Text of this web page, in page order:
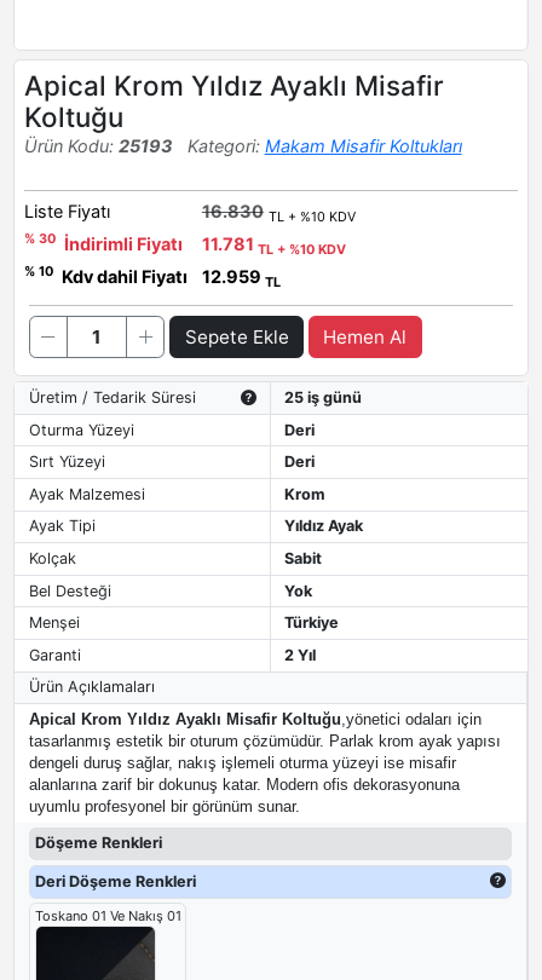
Apical Krom Yıldız Ayaklı Misafir
Koltuğu
Ürün Kodu: 25193 Kategori: Makam Misafir Koltukları
Liste Fiyatı 16.830 TL + %10 KDV
% 30
İndirimli Fiyatı 11.781 TL + %10 KDV
% 10
Kdv dahil Fiyatı 12.959 TL
Sepete Ekle Hemen Al
Üretim / Tedarik Süresi
25 iş günü
Oturma Yüzeyi
Deri
Sırt Yüzeyi
Deri
Ayak Malzemesi
Krom
Ayak Tipi
Yıldız Ayak
Kolçak
Sabit
Bel Desteği
Yok
Menşei
Türkiye
Garanti
2 Yıl
Ürün Açıklamaları
Apical Krom Yıldız Ayaklı Misafir Koltuğu,yönetici odaları için
tasarlanmış estetik bir oturum çözümüdür. Parlak krom ayak yapısı
dengeli duruş sağlar, nakış işlemeli oturma yüzeyi ise misafir
alanlarına zarif bir dokunuş katar. Modern ofis dekorasyonuna
uyumlu profesyonel bir görünüm sunar.
Döşeme Renkleri
Deri Döşeme Renkleri
Toskano 01 Ve Nakış 01